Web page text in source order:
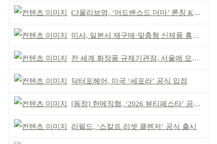
CJ올리브영, ‘어드밴스드 더마’ 론칭 K더마 육성 박차
미샤, 일본서 재구매·맞춤형 신제품 흥행 ‘쌍끌이’
전 세계 화장품 규제기관장, 서울에 모인다
닥터포헤어, 미국 ‘세포라’ 공식 입점
[동정] 한메직협, ‘2026 뷰티페스타’ 공동 주최
리필드, ‘스칼프 리셋 클렌저’ 공식 출시